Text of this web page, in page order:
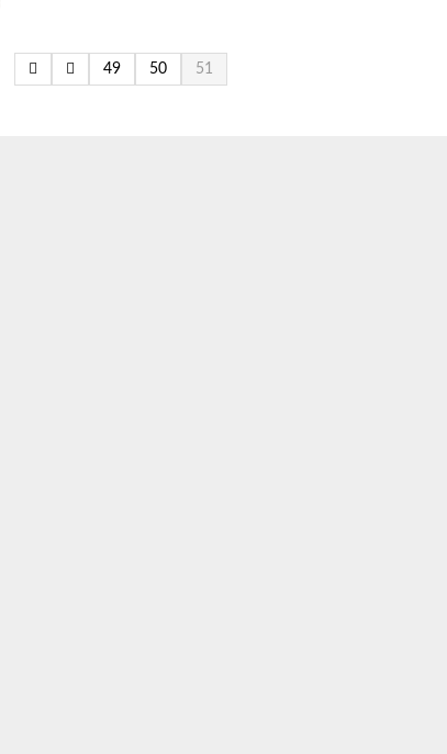
49 50 51